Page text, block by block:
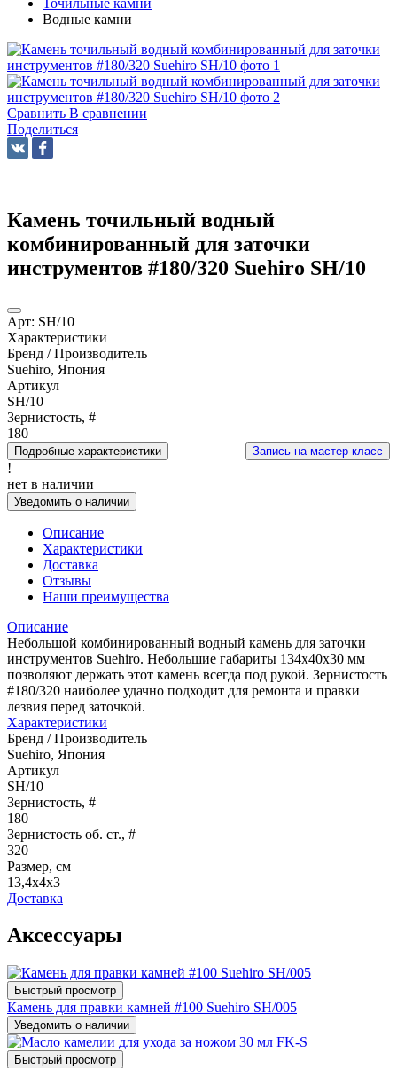
Водные камни
Сравнить В сравнении
Поделиться
Камень точильный водный
комбинированный для заточки
инструментов #180/320 Suehiro SH/10
Арт: SH/10
Характеристики
Бренд / Производитель
Suehiro, Япония
Артикул
SH/10
Зернистость, #
180
Подробные характеристики Запись на мастер-класс
!
нет в наличии
Уведомить о наличии
Описание
Характеристики
Доставка
Отзывы
Наши преимущества
Описание
Небольшой комбинированный водный камень для заточки
инструментов Suehiro. Небольшие габариты 134х40х30 мм
позволяют держать этот камень всегда под рукой. Зернистость
#180/320 наиболее удачно подходит для ремонта и правки
лезвия перед заточкой.
Характеристики
Бренд / Производитель
Suehiro, Япония
Артикул
SH/10
Зернистость, #
180
Зернистость об. ст., #
320
Размер, см
13,4х4х3
Доставка
Аксессуары
Быстрый просмотр
Камень для правки камней #100 Suehiro SH/005
Уведомить о наличии
Быстрый просмотр